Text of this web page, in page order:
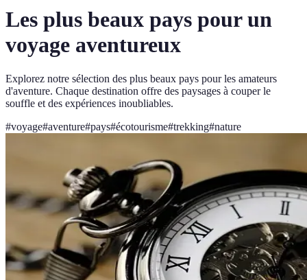
Les plus beaux pays pour un
voyage aventureux
Explorez notre sélection des plus beaux pays pour les amateurs
d'aventure. Chaque destination offre des paysages à couper le
souffle et des expériences inoubliables.
#voyage#aventure#pays#écotourisme#trekking#nature